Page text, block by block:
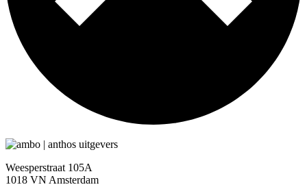
Weesperstraat 105A
1018 VN Amsterdam